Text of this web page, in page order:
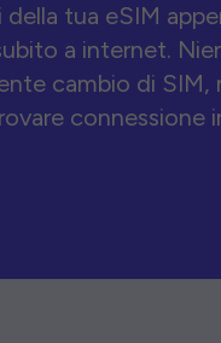
tua eSIM
a internet.
cambio di SIM,
connessione